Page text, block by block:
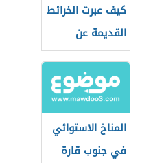
كيف عبرت الخرائط
القديمة عن
القطب الشمالي؟
المناخ الاستوائي
في جنوب قارة